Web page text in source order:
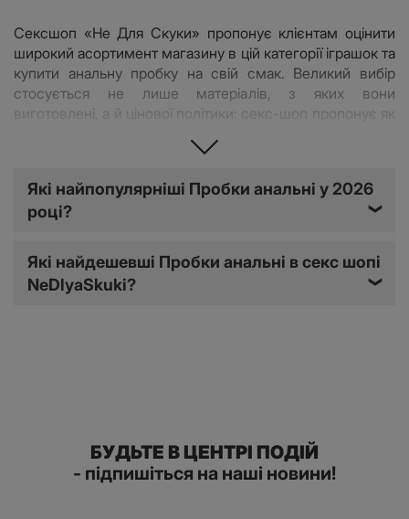
Сексшоп «Не Для Скуки» пропонує клієнтам оцінити
широкий асортимент магазину в цій категорії іграшок та
купити анальну пробку на свій смак. Великий вибір
стосується не лише матеріалів, з яких вони
виготовлені, а й цінової політики: секс-шоп пропонує як
Можливість оплатити товар безготівковим або
готівковим способом, а також швидка доставка по всій
Україні є великим плюсом і роблять покупки в нашому
Для чого потрібні анальні пробки
Анальна втулка - універсальний девайс, який
Які найпопулярніші Пробки анальні у 2026
році?
❯
Які найдешевші Пробки анальні в секс шопі
NeDlyaSkuki?
❯
БУДЬТЕ В ЦЕНТРІ ПОДІЙ
- підпишіться на наші новини!